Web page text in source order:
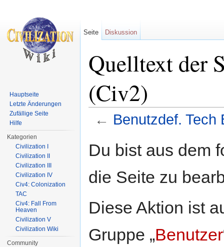
Quelltext der
(Civ2)
← Benutzdef. Tech
Du bist aus dem
die Seite zu
Diese Aktion ist
Gruppe „Benutzer
Seite Diskussion
Hauptseite
Letzte Änderungen
Zufällige Seite
Hilfe
Kategorien
Civilization I
Civilization II
Civilization III
Civilization IV
Civ4: Colonization
TAC
Civ4: Fall From
Heaven
Civilization V
Civilization Wiki
Community